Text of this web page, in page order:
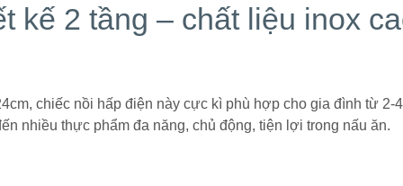
kế 2 tầng – chất liệu inox
chiếc nồi hấp điện này cực kì phù hợp cho gia đình từ 2-4
nhiều thực phẩm đa năng, chủ động, tiện lợi trong nấu ăn.